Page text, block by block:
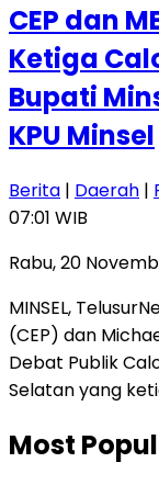
CEP dan
Ketiga
Bupati
KPU Minsel
Berita | Daerah |
07:01 WIB
Rabu, 20
MINSEL,
(CEP) dan
Debat Publik
Selatan yang
Most